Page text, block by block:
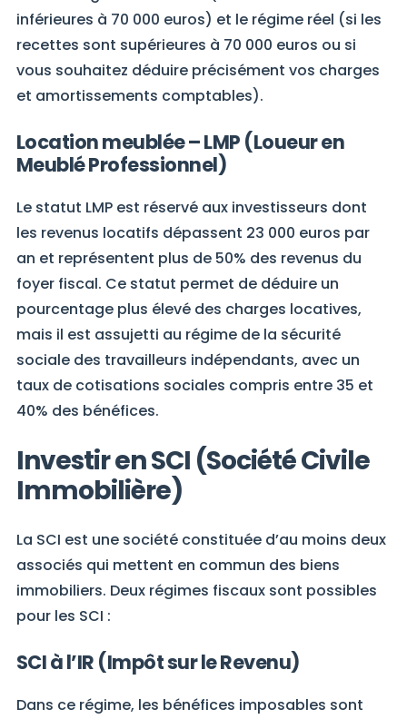
inférieures à 70 000 euros) et le régime réel (si les
recettes sont supérieures à 70 000 euros ou si
vous souhaitez déduire précisément vos charges
et amortissements comptables).
Location meublée – LMP (Loueur en
Meublé Professionnel)
Le statut LMP est réservé aux investisseurs dont
les revenus locatifs dépassent 23 000 euros par
an et représentent plus de 50% des revenus du
foyer fiscal. Ce statut permet de déduire un
pourcentage plus élevé des charges locatives,
mais il est assujetti au régime de la sécurité
sociale des travailleurs indépendants, avec un
taux de cotisations sociales compris entre 35 et
40% des bénéfices.
Investir en SCI (Société Civile
Immobilière)
La SCI est une société constituée d’au moins deux
associés qui mettent en commun des biens
immobiliers. Deux régimes fiscaux sont possibles
pour les SCI :
SCI à l’IR (Impôt sur le Revenu)
Dans ce régime, les bénéfices imposables sont